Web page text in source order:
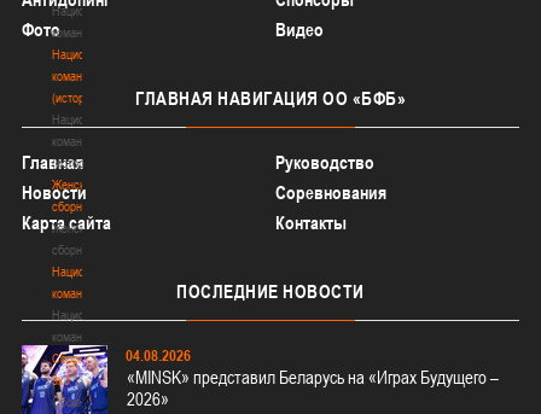
Национальная
команда
Национальная
команда
(история)
Национальная
команда
(история)
Женские
сборные
Женские
сборные
Национальная
команда
Национальная
команда
Сборные
3х3
Сборные
Фото
Видео
ГЛАВНАЯ НАВИГАЦИЯ ОО «БФБ»
Главная
Руководство
Новости
Соревнования
Карта сайта
Контакты
ПОСЛЕДНИЕ НОВОСТИ
04.08.2026
«MINSK» представил Беларусь на «Играх Будущего –
2026»